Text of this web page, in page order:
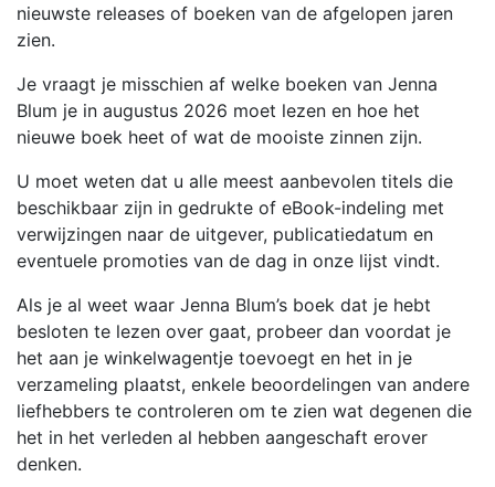
nieuwste releases of boeken van de afgelopen jaren
zien.
Je vraagt je misschien af welke boeken van Jenna
Blum je in augustus 2026 moet lezen en hoe het
nieuwe boek heet of wat de mooiste zinnen zijn.
U moet weten dat u alle meest aanbevolen titels die
beschikbaar zijn in gedrukte of eBook-indeling met
verwijzingen naar de uitgever, publicatiedatum en
eventuele promoties van de dag in onze lijst vindt.
Als je al weet waar Jenna Blum’s boek dat je hebt
besloten te lezen over gaat, probeer dan voordat je
het aan je winkelwagentje toevoegt en het in je
verzameling plaatst, enkele beoordelingen van andere
liefhebbers te controleren om te zien wat degenen die
het in het verleden al hebben aangeschaft erover
denken.